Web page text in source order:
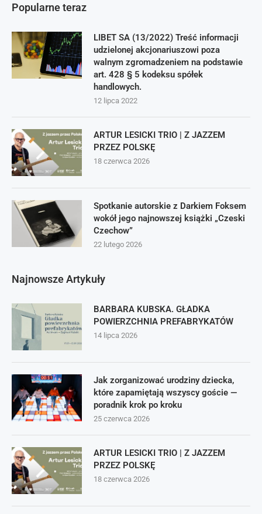
Popularne teraz
LIBET SA (13/2022) Treść informacji
udzielonej akcjonariuszowi poza
walnym zgromadzeniem na podstawie
art. 428 § 5 kodeksu spółek
handlowych.
12 lipca 2022
ARTUR LESICKI TRIO | Z JAZZEM
PRZEZ POLSKĘ
18 czerwca 2026
Spotkanie autorskie z Darkiem Foksem
wokół jego najnowszej książki „Czeski
Czechow”
22 lutego 2026
Najnowsze Artykuły
BARBARA KUBSKA. GŁADKA
POWIERZCHNIA PREFABRYKATÓW
14 lipca 2026
Jak zorganizować urodziny dziecka,
które zapamiętają wszyscy goście —
poradnik krok po kroku
25 czerwca 2026
ARTUR LESICKI TRIO | Z JAZZEM
PRZEZ POLSKĘ
18 czerwca 2026